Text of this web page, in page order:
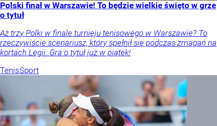
Polski finał w Warszawie! To będzie wielkie święto w grze
o tytuł
Aż trzy Polki w finale turnieju tenisowego w Warszawie? To
rzeczywiście scenariusz, który spełnił się podczas zmagań na
kortach Legii. Gra o tytuł już w piątek!
TenisSport